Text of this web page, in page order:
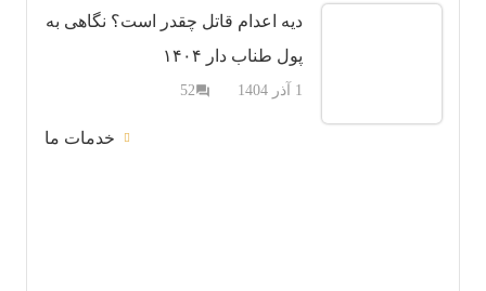
دیه اعدام قاتل چقدر است؟ نگاهی به
پول طناب دار ۱۴۰۴
1 آذر 1404 question_answer
52دیدگاه
خدمات ما